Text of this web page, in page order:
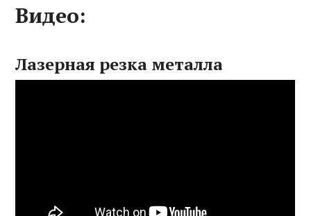
Видео:
Лазерная резка металла